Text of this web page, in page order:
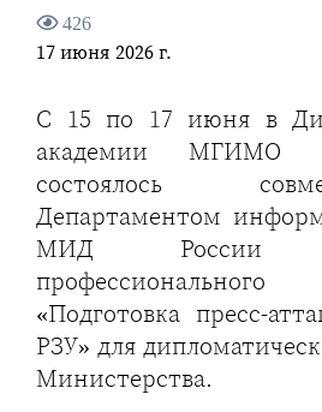
426
17 июня 2026 г.
С 15 по 17 июня в
академии МГИМО
состоялось
Департаментом
МИД России
«Подготовка пресс-
РЗУ» для
Министерства.